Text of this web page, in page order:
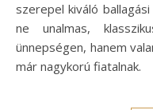
szerepel kiváló
ne unalmas,
ünnepségen, hanem
már nagykorú fiatalnak.